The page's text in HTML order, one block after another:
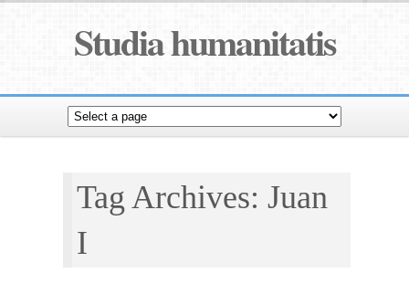
Studia humanitatis
Tag Archives: Juan
I